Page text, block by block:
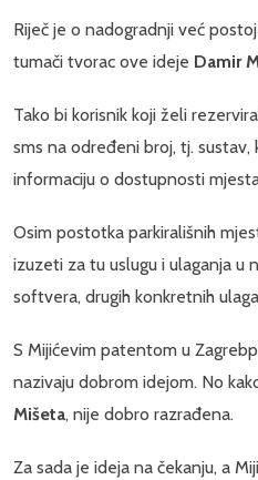
Riječ je o nadogradnji već
tumači tvorac ove ideje Damir
Tako bi korisnik koji želi
sms na određeni broj, tj.
informaciju o dostupnosti
Osim postotka parkirališnih
izuzeti za tu uslugu i ulaganja u
softvera, drugih konkretnih
S Mijićevim patentom u
nazivaju dobrom idejom. No
Mišeta, nije dobro razrađena.
Za sada je ideja na čekanju, a